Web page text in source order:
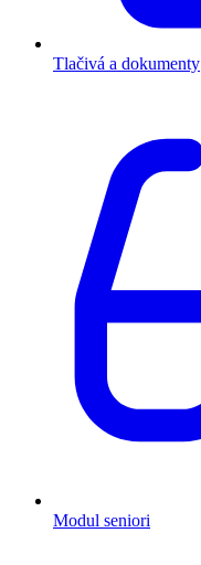
Tlačivá a dokumenty
Modul seniori